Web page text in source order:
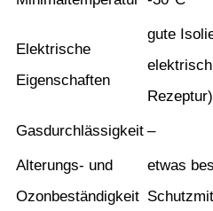
Elektrische
Eigenschaften
gute
Rezeptur)
Gasdurchlässigkeit –
Alterungs- und
Ozonbeständigkeit
etwas